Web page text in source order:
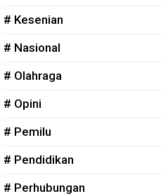
# Kesenian
# Nasional
# Olahraga
# Opini
# Pemilu
# Pendidikan
# Perhubungan